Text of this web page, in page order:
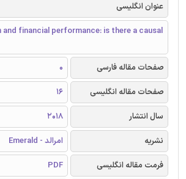
عنوان انگلیسی
financial performance: is there a causal
صفحات مقاله فارسی
0
صفحات مقاله انگلیسی
16
سال انتشار
2018
نشریه
امرالد - Emerald
فرمت مقاله انگلیسی
PDF